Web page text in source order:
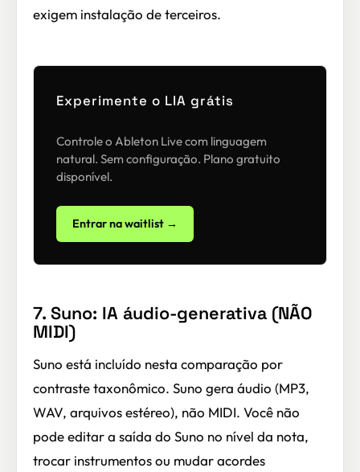
exigem instalação de terceiros.
Experimente o LIA grátis
Controle o Ableton Live com linguagem
natural. Sem configuração. Plano gratuito
disponível.
Entrar na waitlist →
7. Suno: IA áudio-generativa (NÃO
MIDI)
Suno está incluído nesta comparação por
contraste taxonômico. Suno gera áudio (MP3,
WAV, arquivos estéreo), não MIDI. Você não
pode editar a saída do Suno no nível da nota,
trocar instrumentos ou mudar acordes